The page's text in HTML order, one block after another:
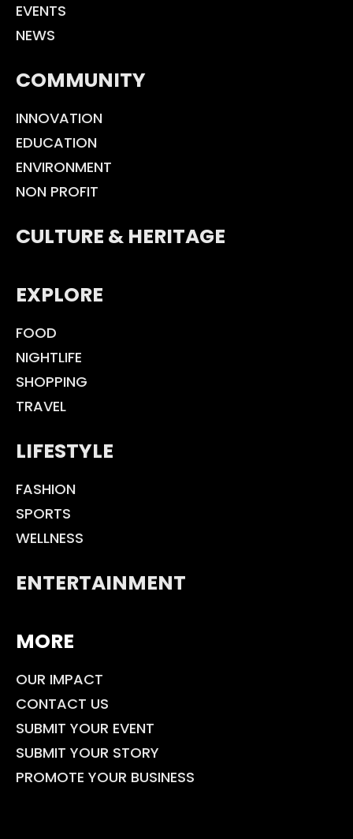
EVENTS
NEWS
COMMUNITY
INNOVATION
EDUCATION
ENVIRONMENT
NON PROFIT
CULTURE & HERITAGE
EXPLORE
FOOD
NIGHTLIFE
SHOPPING
TRAVEL
LIFESTYLE
FASHION
SPORTS
WELLNESS
ENTERTAINMENT
MORE
OUR IMPACT
CONTACT US
SUBMIT YOUR EVENT
SUBMIT YOUR STORY
PROMOTE YOUR BUSINESS